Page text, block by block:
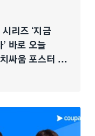
리즈 ‘지금
바로 오늘
치싸움 포스터 &
네 탓 내 탓 할